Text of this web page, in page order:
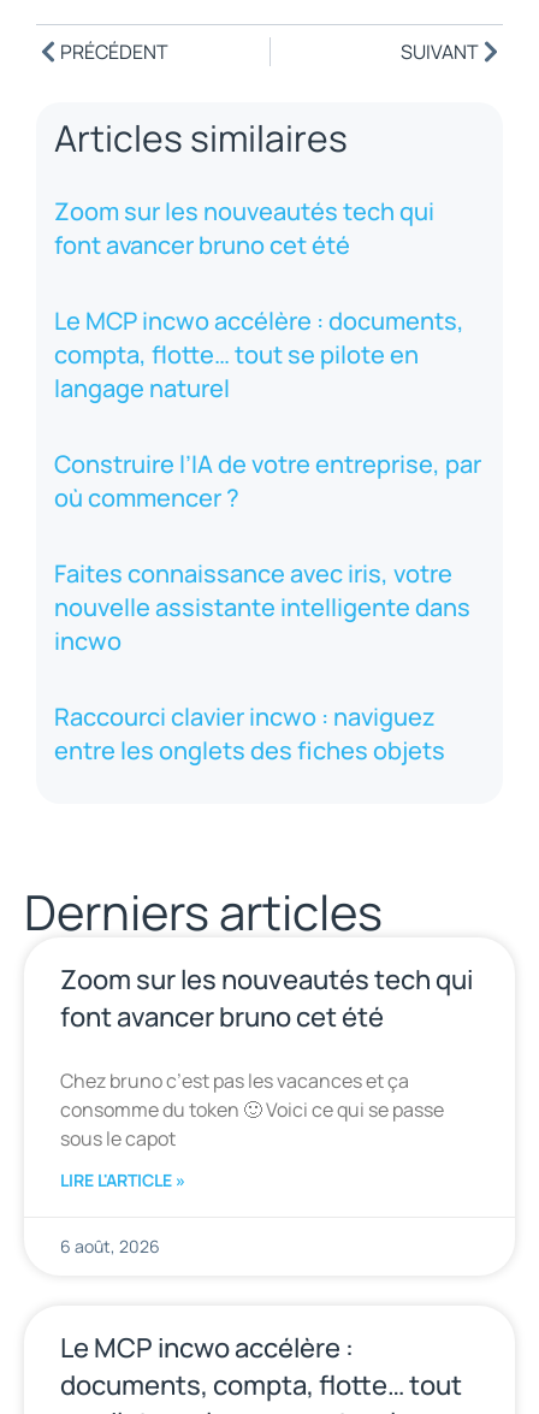
Articles similaires
Zoom sur les nouveautés tech qui
font avancer bruno cet été
Le MCP incwo accélère : documents,
compta, flotte… tout se pilote en
langage naturel
Construire l’IA de votre entreprise, par
où commencer ?
Faites connaissance avec iris, votre
nouvelle assistante intelligente dans
incwo
Raccourci clavier incwo : naviguez
entre les onglets des fiches objets
PRÉCÉDENT SUIVANT
Derniers articles
Zoom sur les nouveautés tech qui
font avancer bruno cet été
Chez bruno c’est pas les vacances et ça
consomme du token 🙂 Voici ce qui se passe
sous le capot
LIRE L'ARTICLE »
6 août, 2026
Le MCP incwo accélère :
documents, compta, flotte… tout